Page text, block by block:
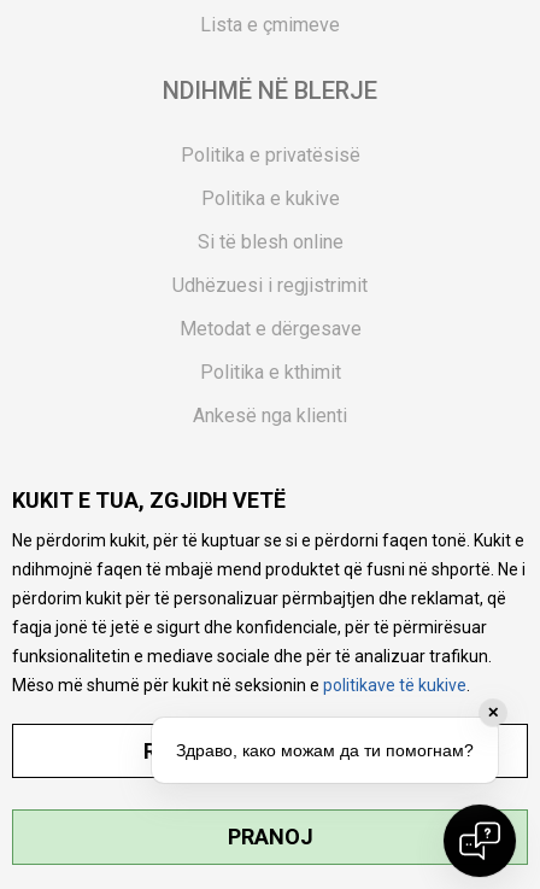
Lista e çmimeve
NDIHMË NË BLERJE
Politika e privatësisë
Politika e kukive
Si të blesh online
Udhëzuesi i regjistrimit
Metodat e dërgesave
Politika e kthimit
Ankesë nga klienti
Pyetjet më të shpeshta
Ne bëjmë çmos që të ofrojmë një përshkrim sa më të saktë
të produkteve tona, ofrojmë edhe foto e çmimin, por nuk
mund të garantojmë që informacioni është i plotë e pa
gabime. Të gjitha produktet janë pjesë e portfolios sonë, por
kjo nuk do të thotë se janë në gjendje në çdo çast.
, ZHVILLUAR NGANB SOFT
. TË GJITHA TË DREJTAT E
KUKIT E TUA, ZGJIDH VETË
Ne përdorim kukit, për të kuptuar se si e përdorni faqen tonë. Kukit e
ndihmojnë faqen të mbajë mend produktet që fusni në shportë. Ne i
përdorim kukit për të personalizuar përmbajtjen dhe reklamat, që
faqja jonë të jetë e sigurt dhe konfidenciale, për të përmirësuar
funksionalitetin e mediave sociale dhe për të analizuar trafikun.
Mëso më shumë për kukit në seksionin e politikave të kukive
RREGULLO PARAMETRAT
PRANOJ
✕
Здраво, како можам да ти помогнам?